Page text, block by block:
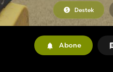
Destek
Abone